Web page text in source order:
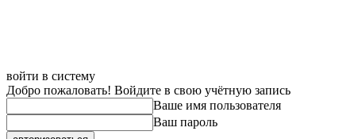
войти в систему
Добро пожаловать! Войдите в свою учётную запись
Ваше имя пользователя
Ваш пароль